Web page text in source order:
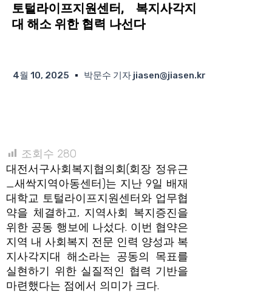
토털라이프지원센터, 복지사각지
대 해소 위한 협력 나선다
4월 10, 2025 박문수 기자 jiasen@jiasen.kr
조회수 280
대전서구사회복지협의회(회장 정유근
_새싹지역아동센터)는 지난 9일 배재
대학교 토털라이프지원센터와 업무협
약을 체결하고, 지역사회 복지증진을
위한 공동 행보에 나섰다. 이번 협약은
지역 내 사회복지 전문 인력 양성과 복
지사각지대 해소라는 공동의 목표를
실현하기 위한 실질적인 협력 기반을
마련했다는 점에서 의미가 크다.